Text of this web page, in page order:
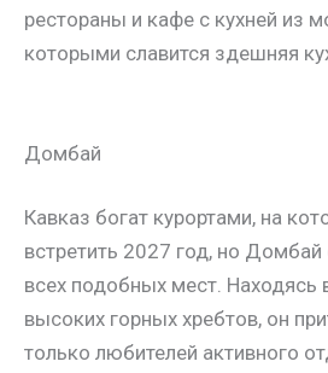
рестораны и кафе с кухней из
которыми славится здешняя
Домбай
Кавказ богат курортами, на
встретить 2027 год, но Домбай
всех подобных мест. Находясь
высоких горных хребтов, он
только любителей активного